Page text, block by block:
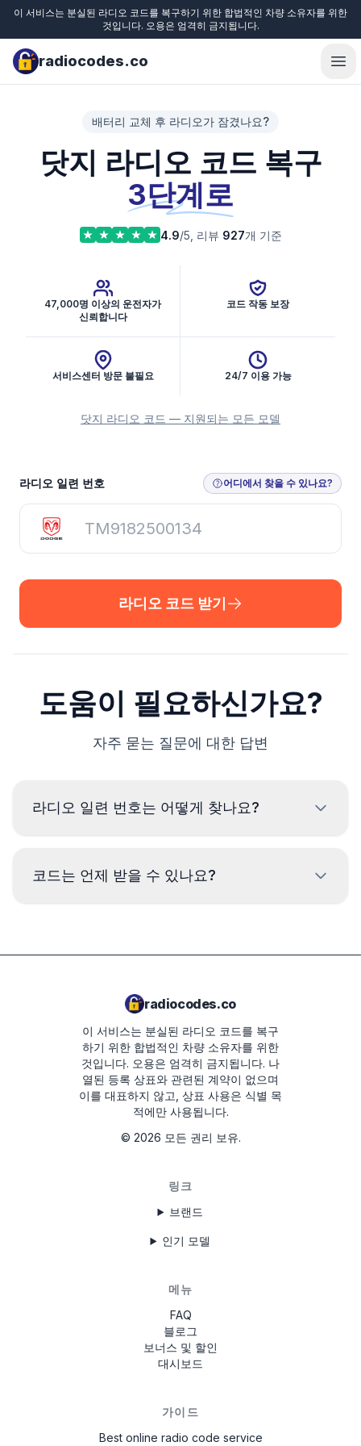
이 서비스는 분실된 라디오 코드를 복구하기 위한 합법적인 차량 소유자를 위한
것입니다. 오용은 엄격히 금지됩니다.
radiocodes.co
배터리 교체 후 라디오가 잠겼나요?
닷지 라디오 코드 복구
3단계로
4.9/5, 리뷰 927개 기준
47,000명 이상의 운전자가
신뢰합니다
코드 작동 보장
서비스센터 방문 불필요 24/7 이용 가능
닷지 라디오 코드 — 지원되는 모든 모델
라디오 코드 받기
라디오 일련 번호 어디에서 찾을 수 있나요?
라디오 코드 받기
도움이 필요하신가요?
자주 묻는 질문에 대한 답변
라디오 일련 번호는 어떻게 찾나요?
서 코드를 확인해야 합니다. 주로 바코드 위나 아래에 있습
TVPQN14640E50V
T00AM2221T0368
T19QN202213382
T0MYD334011268
T00BE317750123
T0012010272666
B40911748B
TQN1882123EA
W629
코드는 언제 받을 수 있나요?
radiocodes.co
이 서비스는 분실된 라디오 코드를 복구
하기 위한 합법적인 차량 소유자를 위한
것입니다. 오용은 엄격히 금지됩니다. 나
열된 등록 상표와 관련된 계약이 없으며
이를 대표하지 않고, 상표 사용은 식별 목
적에만 사용됩니다.
© 2026 모든 권리 보유.
링크
브랜드
인기 모델
메뉴
FAQ
블로그
보너스 및 할인
대시보드
가이드
Best online radio code service